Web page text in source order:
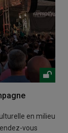
en milieu
vous